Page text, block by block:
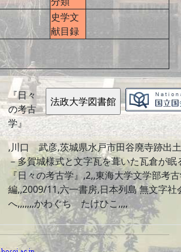
史学文
献目録
『日々
の考古
学』
,川口 武彦,茨城県水戸市田谷廃寺跡出
－多賀城様式と文字瓦を葺いた瓦倉が眠
『日々の考古学』,2,,東海大学文学部考
編,,2009/11,六一書房,日本列島 無文字社
へ,,,,,,,かわぐち たけひこ,,,,